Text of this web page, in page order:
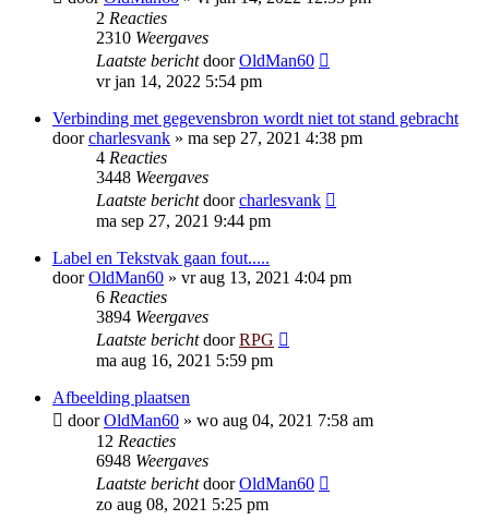
2 Reacties
2310 Weergaves
Laatste berichtdoorOldMan60
vr jan 14, 2022 5:54 pm
Verbinding met gegevensbron wordt niet tot stand gebracht
doorcharlesvank » ma sep 27, 2021 4:38 pm
4 Reacties
3448 Weergaves
Laatste berichtdoorcharlesvank
ma sep 27, 2021 9:44 pm
Label en Tekstvak gaan fout.....
doorOldMan60 » vr aug 13, 2021 4:04 pm
6 Reacties
3894 Weergaves
Laatste berichtdoorRPG
ma aug 16, 2021 5:59 pm
Afbeelding plaatsen
doorOldMan60 » wo aug 04, 2021 7:58 am
12 Reacties
6948 Weergaves
Laatste berichtdoorOldMan60
zo aug 08, 2021 5:25 pm